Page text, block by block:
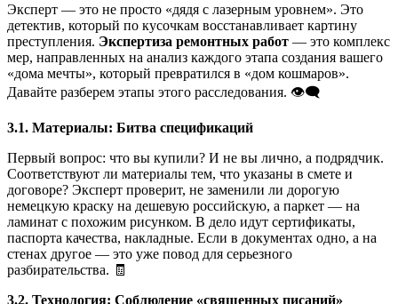
Эксперт — это не просто «дядя с лазерным уровнем». Это
детектив, который по кусочкам восстанавливает картину
преступления. Экспертиза ремонтных работ — это комплекс
мер, направленных на анализ каждого этапа создания вашего
«дома мечты», который превратился в «дом кошмаров».
Давайте разберем этапы этого расследования. 👁️‍🗨️
3.1. Материалы: Битва спецификаций
Первый вопрос: что вы купили? И не вы лично, а подрядчик.
Соответствуют ли материалы тем, что указаны в смете и
договоре? Эксперт проверит, не заменили ли дорогую
немецкую краску на дешевую российскую, а паркет — на
ламинат с похожим рисунком. В дело идут сертификаты,
паспорта качества, накладные. Если в документах одно, а на
стенах другое — это уже повод для серьезного
разбирательства. 🧾
3.2. Технология: Соблюдение «священных писаний»